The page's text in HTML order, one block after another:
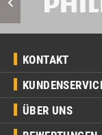
KONTAKT
ÜBER UNS